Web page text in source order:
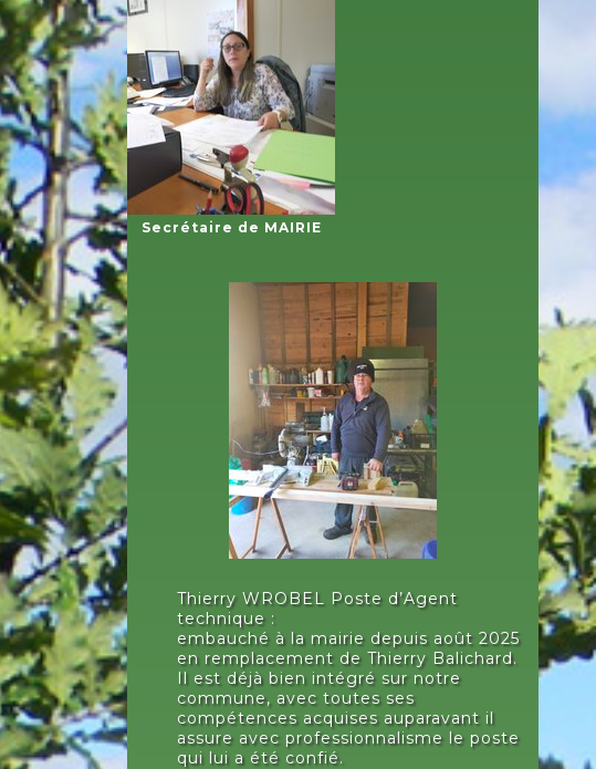
Secrétaire de MAIRIE
Thierry WROBEL Poste d’Agent
technique :
embauché à la mairie depuis août 2025
en remplacement de Thierry Balichard.
Il est déjà bien intégré sur notre
commune, avec toutes ses
compétences acquises auparavant il
assure avec professionnalisme le poste
qui lui a été confié.